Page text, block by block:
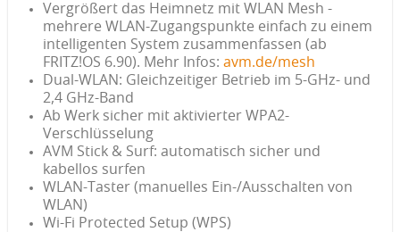
Vergrößert das Heimnetz mit WLAN Mesh -
mehrere WLAN-Zugangspunkte einfach zu einem
intelligenten System zusammenfassen (ab
FRITZ!OS 6.90). Mehr Infos: avm.de/mesh
Dual-WLAN: Gleichzeitiger Betrieb im 5-GHz- und
2,4 GHz-Band
Ab Werk sicher mit aktivierter WPA2-
Verschlüsselung
AVM Stick & Surf: automatisch sicher und
kabellos surfen
WLAN-Taster (manuelles Ein-/Ausschalten von
WLAN)
Wi-Fi Protected Setup (WPS)